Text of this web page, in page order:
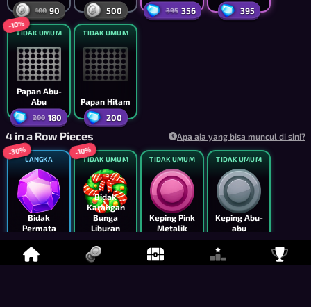
100 90
500
395 356
395
TIDAK UMUM
Papan Abu-
Abu
200 180
-10%
TIDAK UMUM
Papan Hitam
200
4 in a Row Pieces Apa aja yang bisa muncul di sini?
LANGKA
Bidak
Permata
7,000
-30%
TIDAK UMUM
Bidak
Karangan
Bunga
Liburan
4,275
-10%
TIDAK UMUM
Keping Pink
Metalik
2,500
TIDAK UMUM
Keping Abu-
abu
3,000
UMUM
-30%
UMUM
-10%
TIDAK UMUM TIDAK UMUM